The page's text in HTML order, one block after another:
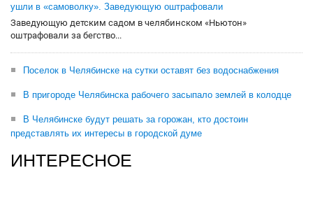
ушли в «самоволку». Заведующую оштрафовали
Заведующую детским садом в челябинском «Ньютон»
оштрафовали за бегство...
Поселок в Челябинске на сутки оставят без водоснабжения
В пригороде Челябинска рабочего засыпало землей в колодце
В Челябинске будут решать за горожан, кто достоин
представлять их интересы в городской думе
ИНТЕРЕСНОЕ